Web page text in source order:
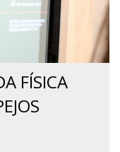
FÍSICA